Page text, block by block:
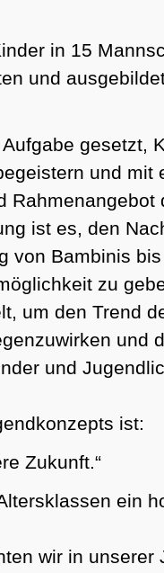
in 15
und
gesetzt,
und mit
Rahmenangebot
ist es, den
von Bambinis
zu
um den Trend
und
und
ist:
Zukunft.“
ein
wir in unserer